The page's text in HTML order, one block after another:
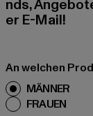
nds,
er E-Mail!
An welchen
MÄNNER
FRAUEN